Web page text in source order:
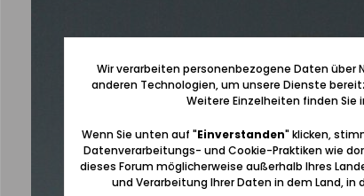
Wir verarbeiten personenbezogene Daten
anderen Technologien, um unsere Dienste
Weitere Einzelheiten finden Sie
Wenn Sie unten auf "Einverstanden" klicken,
Datenverarbeitungs- und Cookie-Praktiken wie
dieses Forum möglicherweise außerhalb Ihres
und Verarbeitung Ihrer Daten in dem Land,